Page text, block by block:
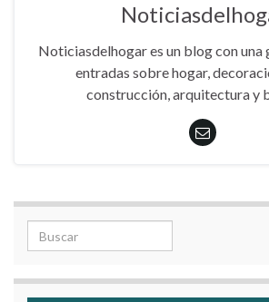
Noticiasdelhogar es un blog con una
entradas sobre hogar,
construcción, arquitectura y
Search for: